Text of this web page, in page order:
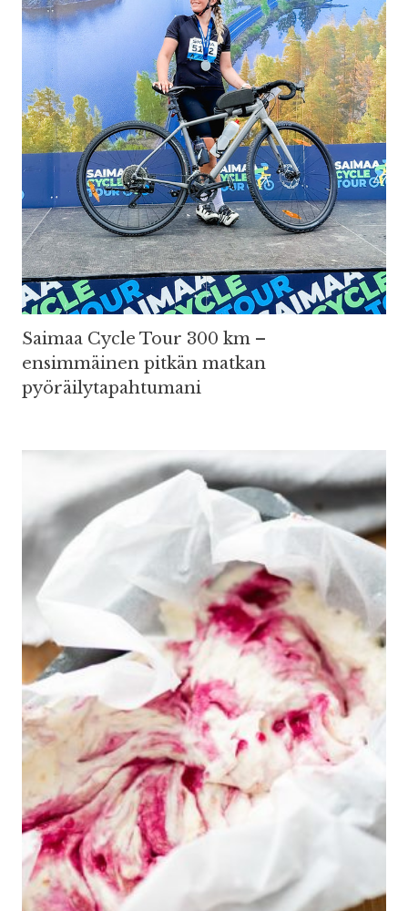
Saimaa Cycle Tour 300 km –
ensimmäinen pitkän matkan
pyöräilytapahtumani